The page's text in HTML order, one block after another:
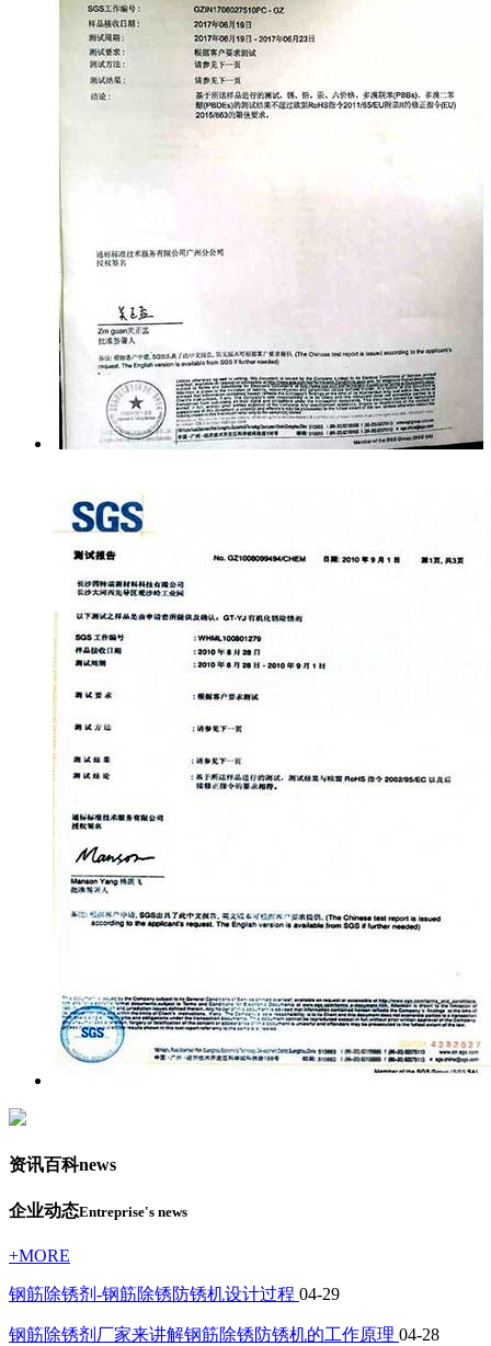
资讯百科news
企业动态Entreprise's news
+MORE
钢筋除锈剂-钢筋除锈防锈机设计过程 04-29
钢筋除锈剂厂家来讲解钢筋除锈防锈机的工作原理 04-28